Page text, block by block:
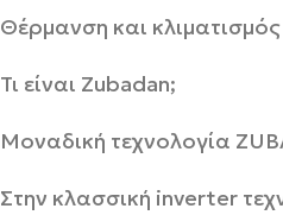
Θέρμανση και κλιματισμός
Τι είναι Zubadan;
Μοναδική τεχνολογία
Στην κλασσική inverter